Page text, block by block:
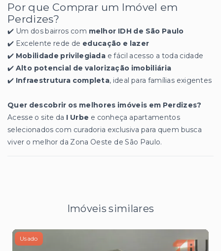
Por que Comprar um Imóvel em
Perdizes?
✔️ Um dos bairros com melhor IDH de São Paulo
✔️ Excelente rede de educação e lazer
✔️ Mobilidade privilegiada e fácil acesso a toda cidade
✔️ Alto potencial de valorização imobiliária
✔️ Infraestrutura completa, ideal para famílias exigentes
Quer descobrir os melhores imóveis em Perdizes?
Acesse o site da I Urbe e conheça apartamentos
selecionados com curadoria exclusiva para quem busca
viver o melhor da Zona Oeste de São Paulo.
Imóveis similares
Usado